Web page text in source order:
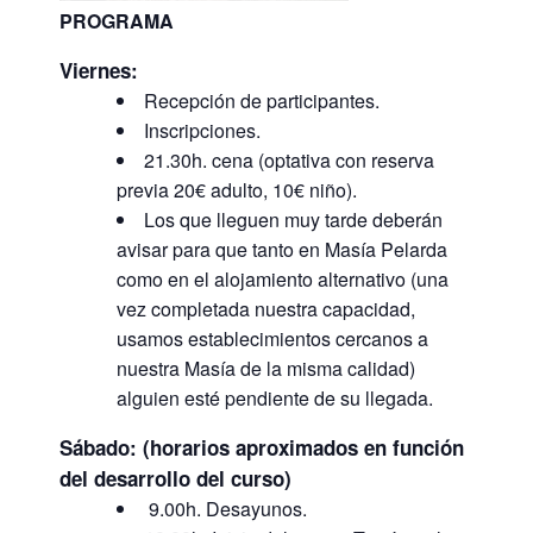
PROGRAMA
Viernes:
Recepción de participantes.
Inscripciones.
21.30h. cena (optativa con reserva
previa 20€ adulto, 10€ niño).
Los que lleguen muy tarde deberán
avisar para que tanto en Masía Pelarda
como en el alojamiento alternativo (una
vez completada nuestra capacidad,
usamos establecimientos cercanos a
nuestra Masía de la misma calidad)
alguien esté pendiente de su llegada.
Sábado: (horarios aproximados en función
del desarrollo del curso)
9.00h. Desayunos.